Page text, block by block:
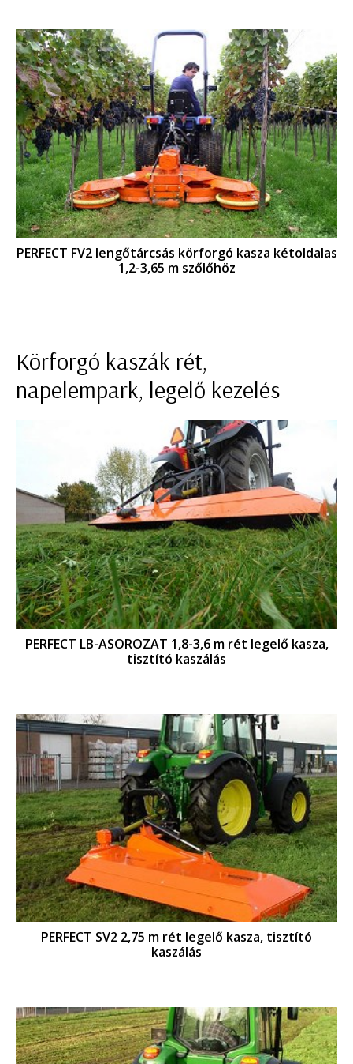
PERFECT FV2 lengőtárcsás körforgó kasza kétoldalas
1,2-3,65 m szőlőhöz
Körforgó kaszák rét,
napelempark, legelő kezelés
PERFECT LB-ASOROZAT 1,8-3,6 m rét legelő kasza,
tisztító kaszálás
PERFECT SV2 2,75 m rét legelő kasza, tisztító
kaszálás